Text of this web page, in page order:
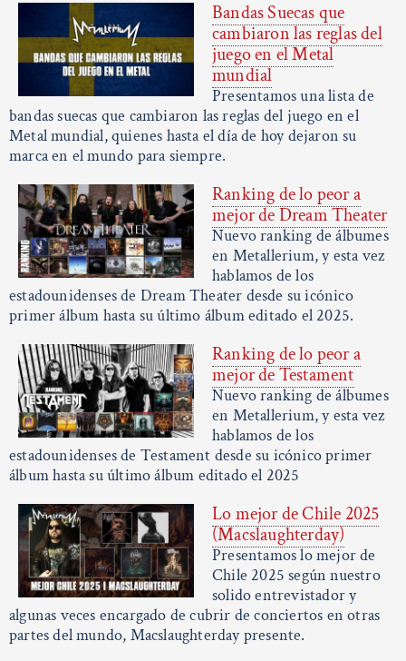
Bandas Suecas que
cambiaron las reglas del
juego en el Metal
mundial
Presentamos una lista de
bandas suecas que cambiaron las reglas del juego en el
Metal mundial, quienes hasta el día de hoy dejaron su
marca en el mundo para siempre.
Ranking de lo peor a
mejor de Dream Theater
Nuevo ranking de álbumes
en Metallerium, y esta vez
hablamos de los
estadounidenses de Dream Theater desde su icónico
primer álbum hasta su último álbum editado el 2025.
Ranking de lo peor a
mejor de Testament
Nuevo ranking de álbumes
en Metallerium, y esta vez
hablamos de los
estadounidenses de Testament desde su icónico primer
álbum hasta su último álbum editado el 2025
Lo mejor de Chile 2025
(Macslaughterday)
Presentamos lo mejor de
Chile 2025 según nuestro
solido entrevistador y
algunas veces encargado de cubrir de conciertos en otras
partes del mundo, Macslaughterday presente.